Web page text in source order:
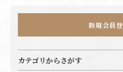
新規会員
カテゴリからさがす